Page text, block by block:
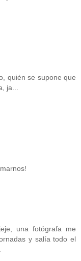
quién se supone que
ja...
una fotógrafa me
y salía todo el